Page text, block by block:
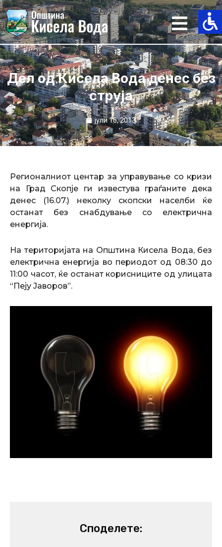
Skip
to
content
Дел од Кисела Вода денес без
струја
јули 16, 2013
Регионалниот центар за управување со кризи
на Град Скопје ги известува граѓаните дека
денес (16.07.) неколку скопски населби ќе
останат без снабдување со електрична
енергија.
На територијата на Општина Кисела Вода, без
електрична енергија во периодот од 08:30 до
11:00 часот, ќе останат корисниците од улицата
“Пеју Јаворов”.
Споделете: